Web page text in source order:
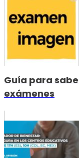
Guía para
exámenes